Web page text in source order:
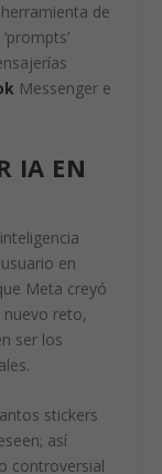
de
Messenger e
IA EN
en
Meta creyó
nuevo reto,
ser los
stickers
así
controversial